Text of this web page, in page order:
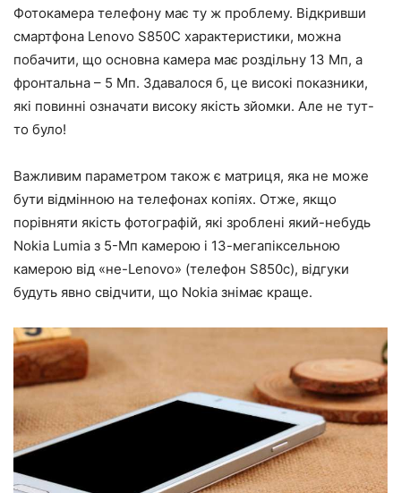
Фотокамера телефону має ту ж проблему. Відкривши
смартфона Lenovo S850C характеристики, можна
побачити, що основна камера має роздільну 13 Мп, а
фронтальна – 5 Мп. Здавалося б, це високі показники,
які повинні означати високу якість зйомки. Але не тут-
то було!
Важливим параметром також є матриця, яка не може
бути відмінною на телефонах копіях. Отже, якщо
порівняти якість фотографій, які зроблені який-небудь
Nokia Lumia з 5-Мп камерою і 13-мегапіксельною
камерою від «не-Lenovo» (телефон S850c), відгуки
будуть явно свідчити, що Nokia знімає краще.